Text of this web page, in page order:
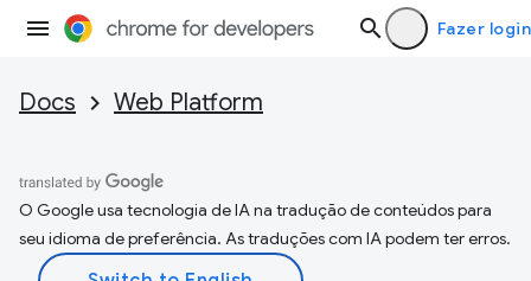
Fazer login
Docs Web Platform
O Google usa tecnologia de IA na tradução de conteúdos para
seu idioma de preferência. As traduções com IA podem ter erros.